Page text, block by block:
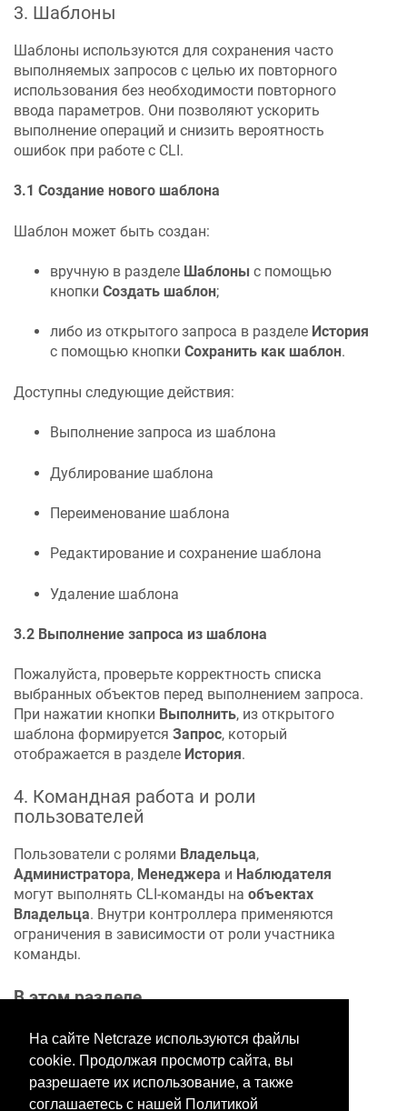
На сайте Netcraze используются файлы
cookie. Продолжая просмотр сайта, вы
разрешаете их использование, а также
соглашаетесь с нашей Политикой
3. Шаблоны
Шаблоны используются для сохранения часто
выполняемых запросов с целью их повторного
использования без необходимости повторного
ввода параметров. Они позволяют ускорить
выполнение операций и снизить вероятность
ошибок при работе с CLI.
3.1 Создание нового шаблона
Шаблон может быть создан:
вручную в разделе Шаблоны с помощью
кнопки Создать шаблон;
либо из открытого запроса в разделе История
с помощью кнопки Сохранить как шаблон.
Доступны следующие действия:
Выполнение запроса из шаблона
Дублирование шаблона
Переименование шаблона
Редактирование и сохранение шаблона
Удаление шаблона
3.2 Выполнение запроса из шаблона
Пожалуйста, проверьте корректность списка
выбранных объектов перед выполнением запроса.
При нажатии кнопки Выполнить, из открытого
шаблона формируется Запрос, который
отображается в разделе История.
4. Командная работа и роли
пользователей
Пользователи с ролями Владельца,
Администратора, Менеджера и Наблюдателя
могут выполнять CLI-команды на объектах
Владельца. Внутри контроллера применяются
ограничения в зависимости от роли участника
команды.
В этом разделе
Хотите оставить отзыв?
Нажмите здесь, чтобы